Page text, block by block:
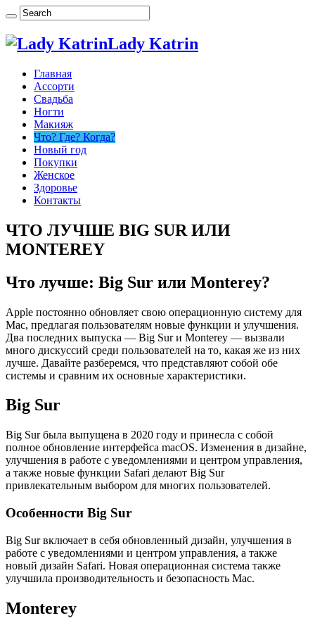
Lady Katrin
Главная
Ассорти
Свадьба
Ногти
Макияж
Что? Где? Когда?
Новый год
Покупки
Женское
Здоровье
Контакты
ЧТО ЛУЧШЕ BIG SUR ИЛИ
MONTEREY
Что лучше: Big Sur или Monterey?
Apple постоянно обновляет свою операционную систему для
Mac, предлагая пользователям новые функции и улучшения.
Два последних выпуска — Big Sur и Monterey — вызвали
много дискуссий среди пользователей на то, какая же из них
лучше. Давайте разберемся, что представляют собой обе
системы и сравним их основные характеристики.
Big Sur
Big Sur была выпущена в 2020 году и принесла с собой
полное обновление интерфейса macOS. Изменения в дизайне,
улучшения в работе с уведомлениями и центром управления,
а также новые функции Safari делают Big Sur
привлекательным выбором для многих пользователей.
Особенности Big Sur
Big Sur включает в себя обновленный дизайн, улучшения в
работе с уведомлениями и центром управления, а также
новый дизайн Safari. Новая операционная система также
улучшила производительность и безопасность Mac.
Monterey